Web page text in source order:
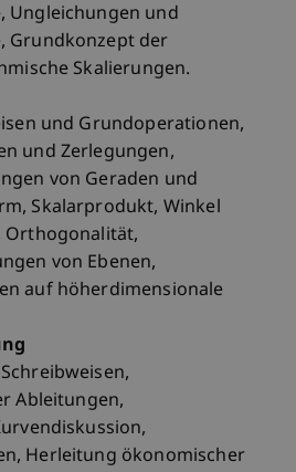
Ungleichungen und
Grundkonzept der
Skalierungen.
und Grundoperationen,
und Zerlegungen,
von Geraden und
Skalarprodukt, Winkel
Orthogonalität,
von Ebenen,
auf höherdimensionale
Ableitungen,
Herleitung ökonomischer